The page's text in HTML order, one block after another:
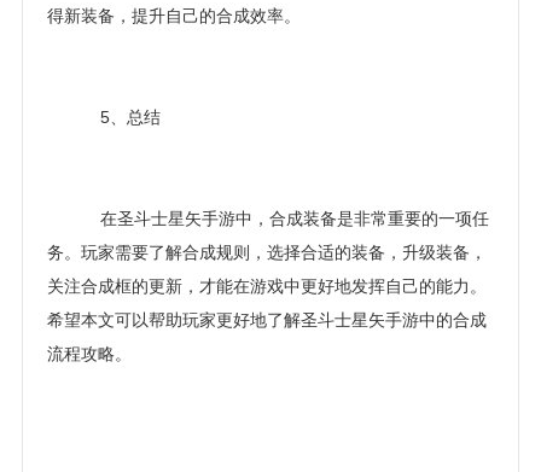
得新装备，提升自己的合成效率。
5、总结
在圣斗士星矢手游中，合成装备是非常重要的一项任
务。玩家需要了解合成规则，选择合适的装备，升级装备，
关注合成框的更新，才能在游戏中更好地发挥自己的能力。
希望本文可以帮助玩家更好地了解圣斗士星矢手游中的合成
流程攻略。